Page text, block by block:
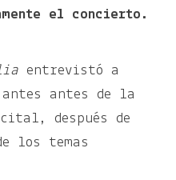
el concierto.
entrevistó a
antes de la
después de
los temas